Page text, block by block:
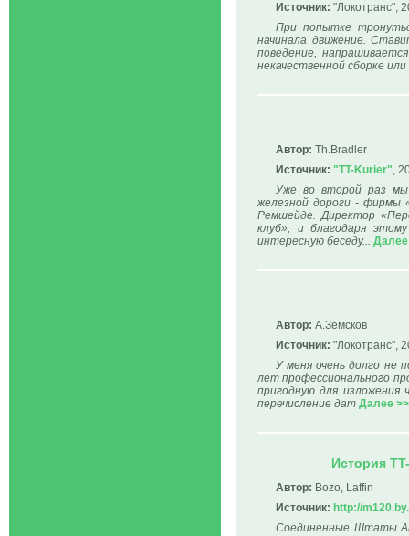
Источник: "Локотранс",
При попытке
начинала движение.
поведение,
некачественной сборке
Автор: Th.Bradler
Источник: "TT-Kurier",
Уже во второй раз мы
железной дороги - фирмы
Ремшейде. Директор
клуб», и благодаря
интересную беседу... Далее
Автор: А.Земсков
Источник: "Локотранс",
У меня очень долго не
лет профессионального
пригодную для
перечисление дат Далее
История
Автор: Bozo, Laffin
Источник: http://
Соединенные Штаты